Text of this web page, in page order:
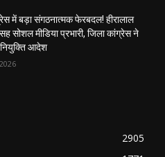
में बड़ा संगठनात्मक फेरबदल! हीरालाल
सह सोशल मीडिया प्रभारी, जिला कांग्रेस ने
नियुक्ति आदेश
2905